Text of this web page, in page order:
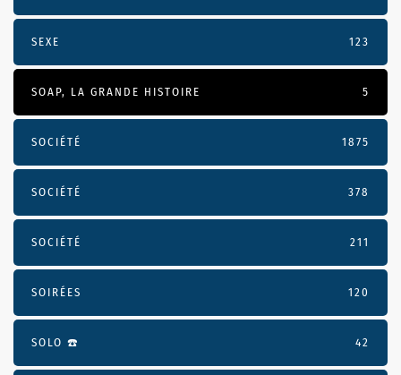
SEXE 123
SOAP, LA GRANDE HISTOIRE 5
SOCIÉTÉ 1875
SOCIÉTÉ 378
SOCIÉTÉ 211
SOIRÉES 120
SOLO ☎️ 42